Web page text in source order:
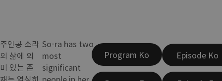
주인공 소라
의 삶에 의
미 있는 존
So-ra has two
most
significant
Program Ko Episode Ko